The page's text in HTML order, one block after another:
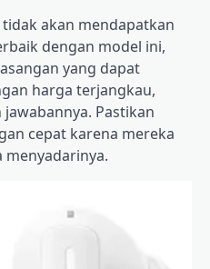
akan mendapatkan
dengan model ini,
yang dapat
harga terjangkau,
jawabannya. Pastikan
cepat karena mereka
menyadarinya.